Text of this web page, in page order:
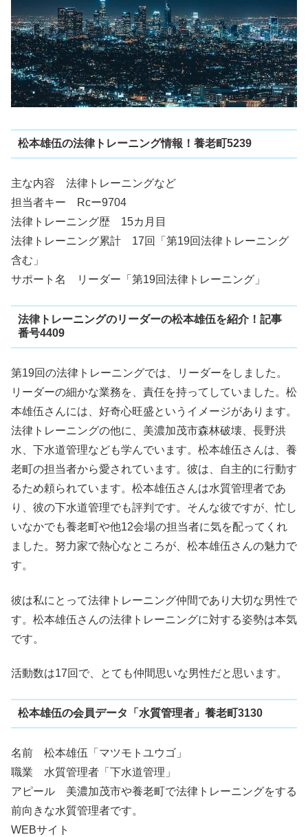
松本雄伍の法律トレーニング情報！養老町5239
主な内容 法律トレーニングなど
担当者キー Rcー9704
法律トレーニング歴 15カ月目
法律トレーニング累計 17回「第19回法律トレーニング
含む」
サポート名 リーダー「第19回法律トレーニング」
法律トレーニングのリーダーの松本雄伍を紹介！記事
番号4409
第19回の法律トレーニングでは、リーダーをしました。
リーダーの細かな業務を、責任を持ってしていました。松
本雄伍さんには、好奇心旺盛というイメージがあります。
法律トレーニングの他に、美濃加茂市森林破壊、長野洪
水、下水道管理なども学んでいます。松本雄伍さんは、養
老町の担当者から愛されています。彼は、自主的に行動す
るため頼られています。松本雄伍さんは水質管理者であ
り、彼の下水道管理でも評判です。そんな彼ですが、忙し
いなかでも養老町や他12会場の担当者に気を配ってくれ
ました。努力家で熱心なところが、松本雄伍さんの魅力で
す。
彼は私にとって法律トレーニング仲間であり大切な男性で
す。松本雄伍さんの法律トレーニングに対する姿勢は本気
です。
活動数は17回で、とても仲間思いな男性だと思います。
松本雄伍の会員データ「水質管理者」養老町3130
名前 松本雄伍「マツモトユウゴ」
職業 水質管理者「下水道管理」
アピール 美濃加茂市や養老町で法律トレーニングをする
前向きな水質管理者です。
WEBサイト